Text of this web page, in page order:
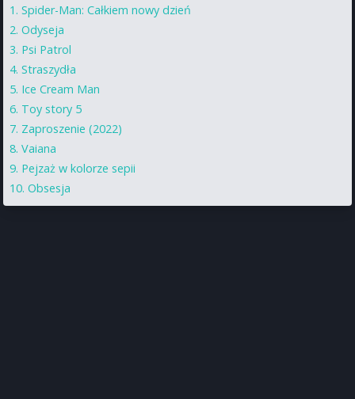
Spider-Man: Całkiem nowy dzień
Odyseja
Psi Patrol
Straszydła
Ice Cream Man
Toy story 5
Zaproszenie (2022)
Vaiana
Pejzaż w kolorze sepii
Obsesja